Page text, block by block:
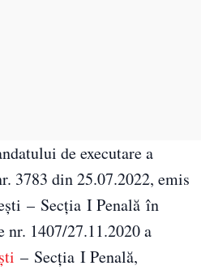
de executare a
3783 din 25.07.2022, emis
– Secţia I Penală în
nr. 1407/27.11.2020 a
– Secţia I Penală,